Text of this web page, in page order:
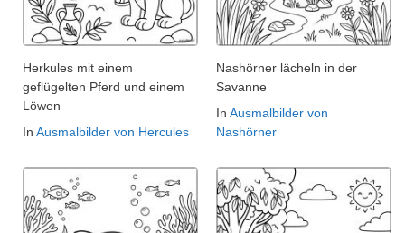
Herkules mit einem
geflügelten Pferd und einem
Löwen
In Ausmalbilder von Hercules
Nashörner lächeln in der
Savanne
In Ausmalbilder von
Nashörner